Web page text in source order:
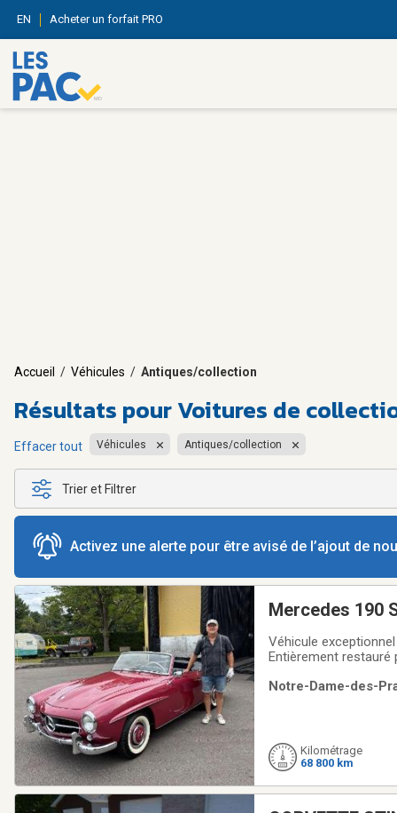
EN Acheter un forfait PRO
Accueil / Véhicules / Antiques/collection
Résultats pourVoitures de
Effacer tout Véhicules Antiques/collection
Trier et Filtrer
Activez une alerte pour être avisé de l’ajout de
Mercedes 190
Véhicule
Entièrement restauré
dans un Concours
Notre-Dame-des-
Kilométrage
68 800 km